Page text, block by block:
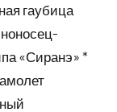
гаубица
«Сиранэ» *